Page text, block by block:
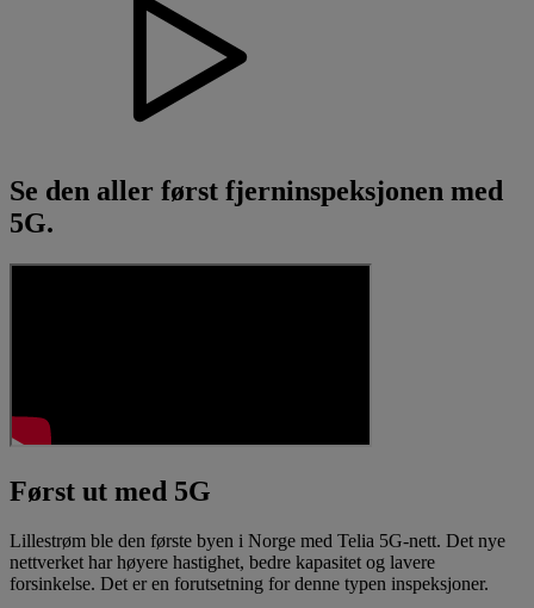
Se den aller først fjerninspeksjonen med
5G.
Først ut med 5G
Lillestrøm ble den første byen i Norge med Telia 5G-nett. Det nye
nettverket har høyere hastighet, bedre kapasitet og lavere
forsinkelse. Det er en forutsetning for denne typen inspeksjoner.